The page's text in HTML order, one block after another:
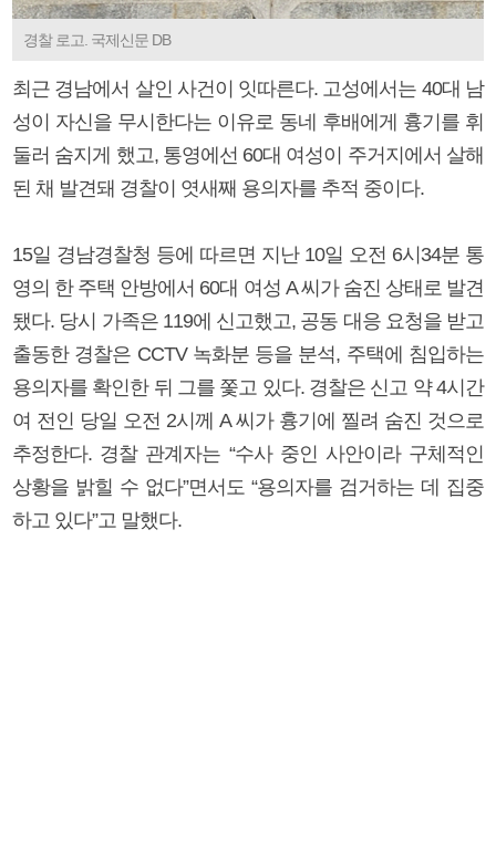
경찰 로고. 국제신문 DB
최근 경남에서 살인 사건이 잇따른다. 고성에서는 40대 남
성이 자신을 무시한다는 이유로 동네 후배에게 흉기를 휘
둘러 숨지게 했고, 통영에선 60대 여성이 주거지에서 살해
된 채 발견돼 경찰이 엿새째 용의자를 추적 중이다.
15일 경남경찰청 등에 따르면 지난 10일 오전 6시34분 통
영의 한 주택 안방에서 60대 여성 A 씨가 숨진 상태로 발견
됐다. 당시 가족은 119에 신고했고, 공동 대응 요청을 받고
출동한 경찰은 CCTV 녹화분 등을 분석, 주택에 침입하는
용의자를 확인한 뒤 그를 쫓고 있다. 경찰은 신고 약 4시간
여 전인 당일 오전 2시께 A 씨가 흉기에 찔려 숨진 것으로
추정한다. 경찰 관계자는 “수사 중인 사안이라 구체적인
상황을 밝힐 수 없다”면서도 “용의자를 검거하는 데 집중
하고 있다”고 말했다.